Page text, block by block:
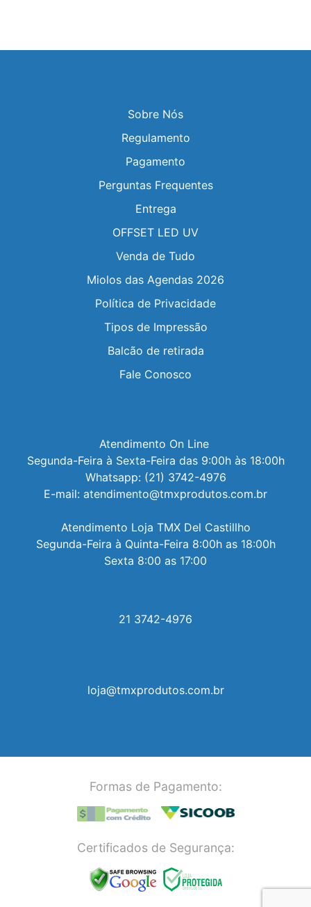
Sobre Nós
Regulamento
Pagamento
Perguntas Frequentes
Entrega
OFFSET LED UV
Venda de Tudo
Miolos das Agendas 2026
Política de Privacidade
Tipos de Impressão
Balcão de retirada
Fale Conosco
Atendimento On Line
Segunda-Feira à Sexta-Feira das 9:00h às 18:00h
Whatsapp: (21) 3742-4976
E-mail: atendimento@tmxprodutos.com.br
Atendimento Loja TMX Del Castillho
Segunda-Feira à Quinta-Feira 8:00h as 18:00h
Sexta 8:00 as 17:00
21 3742-4976
loja@tmxprodutos.com.br
Formas de Pagamento:
Certificados de Segurança: